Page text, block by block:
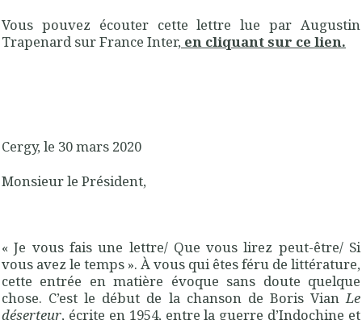
Vous pouvez écouter cette lettre lue par Augustin
Trapenard sur France Inter, en cliquant sur ce lien.
Cergy, le 30 mars 2020
Monsieur le Président,
« Je vous fais une lettre/ Que vous lirez peut-être/ Si
vous avez le temps ». À vous qui êtes féru de littérature,
cette entrée en matière évoque sans doute quelque
chose. C’est le début de la chanson de Boris VianLe
déserteur, écrite en 1954, entre la guerre d’Indochine et